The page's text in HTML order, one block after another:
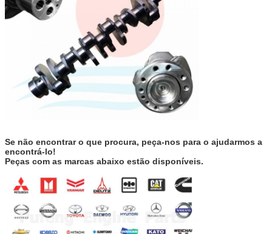
Se não encontrar o que procura, peça-nos para o ajudarmos a
encontrá-lo!
Peças com as marcas abaixo estão disponíveis.